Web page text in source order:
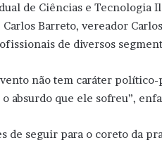
de Ciências e Tecnologia
Carlos Barreto, vereador
de diversos
não tem caráter político-
o absurdo que ele sofreu”,
de seguir para o coreto da